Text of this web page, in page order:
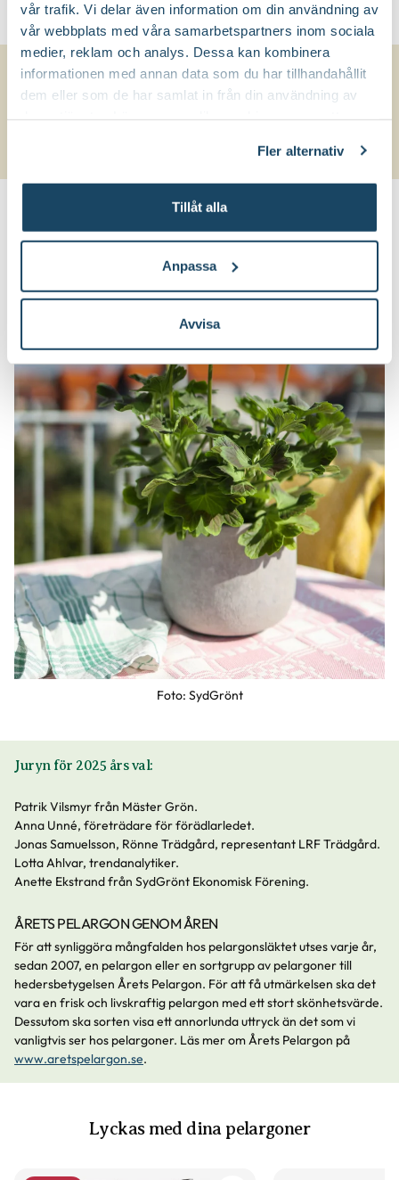
vår trafik. Vi delar även information om din användning av
vår webbplats med våra samarbetspartners inom sociala
medier, reklam och analys. Dessa kan kombinera
informationen med annan data som du har tillhandahållit
dem eller som de har samlat in från din användning av
Fler alternativ
Tillåt alla
Anpassa
Avvisa
Varför välja SUMMER TWIST ROSE?
Foto: SydGrönt
Juryn för 2025 års val:
Patrik Vilsmyr från Mäster Grön.
Anna Unné, företrädare för förädlarledet.
Jonas Samuelsson, Rönne Trädgård, representant LRF Trädgård.
Lotta Ahlvar, trendanalytiker.
Anette Ekstrand från SydGrönt Ekonomisk Förening.
ÅRETS PELARGON GENOM ÅREN
För att synliggöra mångfalden hos pelargonsläktet utses varje år,
sedan 2007, en pelargon eller en sortgrupp av pelargoner till
hedersbetygelsen Årets Pelargon. För att få utmärkelsen ska det
vara en frisk och livskraftig pelargon med ett stort skönhetsvärde.
Dessutom ska sorten visa ett annorlunda uttryck än det som vi
vanligtvis ser hos pelargoner. Läs mer om Årets Pelargon på
www.aretspelargon.se.
Lyckas med dina pelargoner